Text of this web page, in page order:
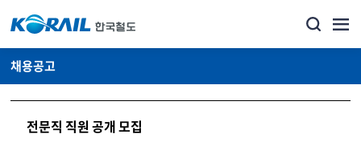
채용공고
전문직 직원 공개 모집